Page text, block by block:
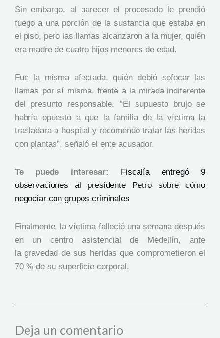
Sin embargo, al parecer el procesado le prendió
fuego a una porción de la sustancia que estaba en
el piso, pero las llamas alcanzaron a la mujer, quién
era madre de cuatro hijos menores de edad.
Fue la misma afectada, quién debió sofocar las
llamas por sí misma, frente a la mirada indiferente
del presunto responsable. “El supuesto brujo se
habría opuesto a que la familia de la víctima la
trasladara a hospital y recomendó tratar las heridas
con plantas”, señaló el ente acusador.
Te puede interesar: Fiscalía entregó 9
observaciones al presidente Petro sobre cómo
negociar con grupos criminales
Finalmente, la víctima falleció una semana después
en un centro asistencial de Medellín, ante
la gravedad de sus heridas que comprometieron el
70 % de su superficie corporal.
Deja un comentario